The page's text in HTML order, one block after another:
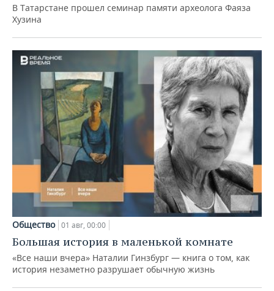
В Татарстане прошел семинар памяти археолога Фаяза
Хузина
Общество 01 авг, 00:00
Большая история в маленькой комнате
«Все наши вчера» Наталии Гинзбург — книга о том, как
история незаметно разрушает обычную жизнь